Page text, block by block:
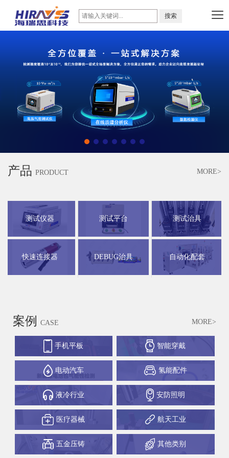
产品 PRODUCT MORE>
测试仪器 测试平台 测试治具
快速连接器 DEBUG治具 自动化配套
案例 CASE MORE>
手机平板 智能穿戴
电动汽车 氢能配件
液冷行业 安防照明
医疗器械 航天工业
五金压铸 其他类别